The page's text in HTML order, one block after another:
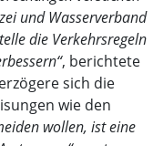
und Wasserverband
die Verkehrsregeln
, berichtete
sich die
wie den
wollen, ist eine